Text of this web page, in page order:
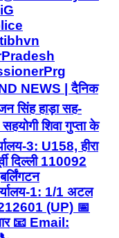
NEWS | दैनिक
सिंह हाड़ा सह-
शिवा गुप्ता के
3: U158, हीरा
दिल्ली 110092
1: 1/1 अटल
(UP) 📅
📧 Email: